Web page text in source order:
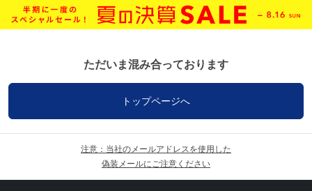
ただいま混み合っております
トップページへ
注意：当社のメールアドレスを使用した
偽装メールにご注意ください